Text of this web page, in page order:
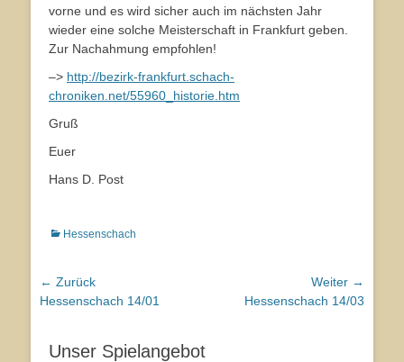
vorne und es wird sicher auch im nächsten Jahr
wieder eine solche Meisterschaft in Frankfurt geben.
Zur Nachahmung empfohlen!
–> http://bezirk-frankfurt.schach-
chroniken.net/55960_historie.htm
Gruß
Euer
Hans D. Post
Kategorien
Hessenschach
Beitragsnavigation
← Zurück
Vorhergehender
Hessenschach 14/01
Weiter →
NächsterHessenschach 14/03
Unser Spielangebot